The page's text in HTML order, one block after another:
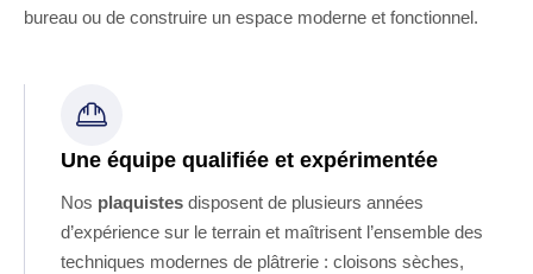
bureau ou de construire un espace moderne et fonctionnel.
Une équipe qualifiée et expérimentée
Nos plaquistes disposent de plusieurs années
d’expérience sur le terrain et maîtrisent l’ensemble des
techniques modernes de plâtrerie : cloisons sèches,